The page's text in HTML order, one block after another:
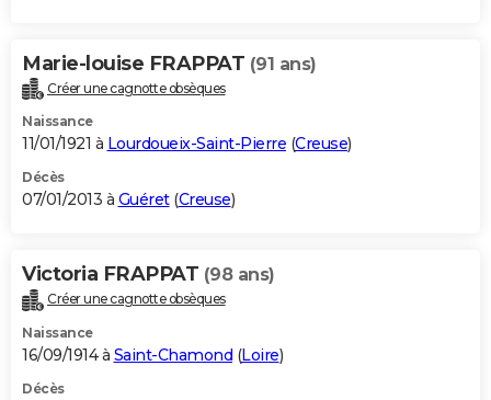
Marie-louise FRAPPAT (91 ans)
Créer une cagnotte obsèques
Naissance
11/01/1921 à Lourdoueix-Saint-Pierre (Creuse)
Décès
07/01/2013 à Guéret(Creuse)
Victoria FRAPPAT (98 ans)
Créer une cagnotte obsèques
Naissance
16/09/1914 à Saint-Chamond (Loire)
Décès